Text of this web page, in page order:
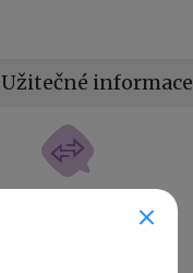
Užitečné informace